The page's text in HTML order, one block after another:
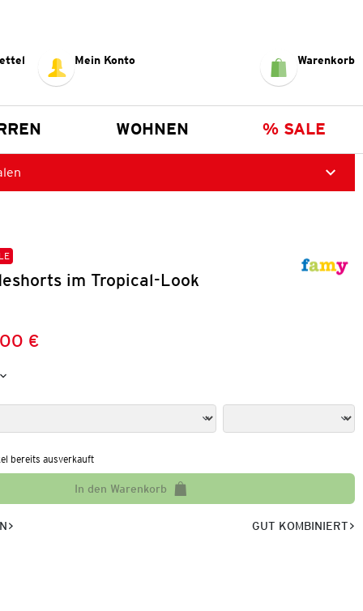
Mein Konto Warenkorb
WOHNEN % SALE
im Tropical-Look
€
bereits ausverkauft
In den Warenkorb
GUT KOMBINIERT